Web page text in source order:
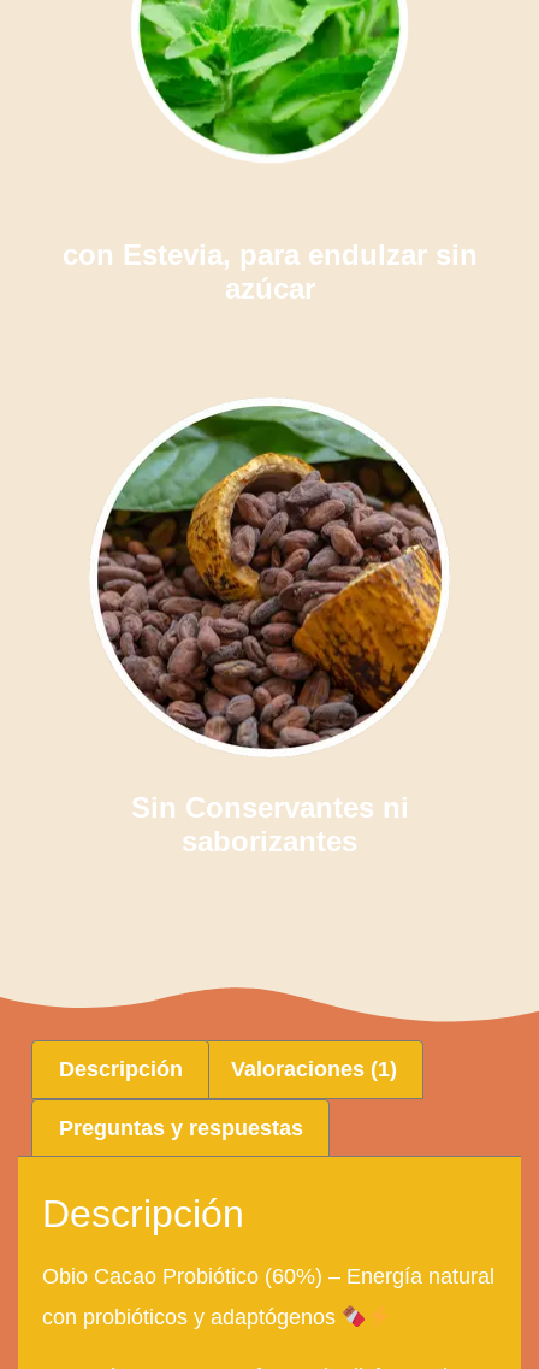
con Estevia, para endulzar sin
azúcar
Sin Conservantes ni
saborizantes
Descripción Valoraciones (1)
Preguntas y respuestas
Descripción
Obio Cacao Probiótico (60%) – Energía natural
con probióticos y adaptógenos